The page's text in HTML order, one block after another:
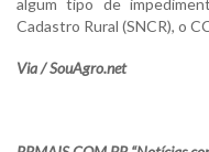
Cadastro Rural (SNCR), o
Via / SouAgro.net